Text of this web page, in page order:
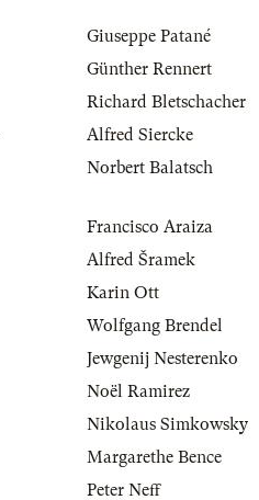
Giuseppe Patané
Günther Rennert
Richard Bletschacher
Alfred Siercke
Norbert Balatsch
Francisco Araiza
Alfred Šramek
Karin Ott
Wolfgang Brendel
Jewgenij Nesterenko
Noël Ramirez
Nikolaus Simkowsky
Margarethe Bence
Peter Neff